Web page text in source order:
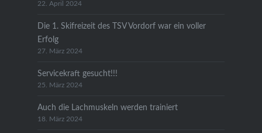
22. April 2024
Die 1. Skifreizeit des TSV Vordorf war ein voller
Erfolg
27. März 2024
Servicekraft gesucht!!!
25. März 2024
Auch die Lachmuskeln werden trainiert
18. März 2024